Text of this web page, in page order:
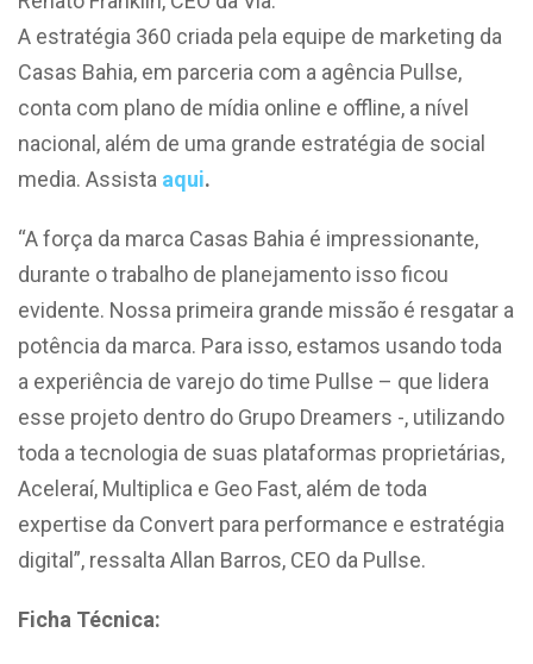
A estratégia 360 criada pela equipe de marketing da
Casas Bahia, em parceria com a agência Pullse,
conta com plano de mídia online e offline, a nível
nacional, além de uma grande estratégia de social
media. Assista aqui.
“A força da marca Casas Bahia é impressionante,
durante o trabalho de planejamento isso ficou
evidente. Nossa primeira grande missão é resgatar a
potência da marca. Para isso, estamos usando toda
a experiência de varejo do time Pullse – que lidera
esse projeto dentro do Grupo Dreamers -, utilizando
toda a tecnologia de suas plataformas proprietárias,
Aceleraí, Multiplica e Geo Fast, além de toda
expertise da Convert para performance e estratégia
digital”, ressalta Allan Barros, CEO da Pullse.
Ficha Técnica: